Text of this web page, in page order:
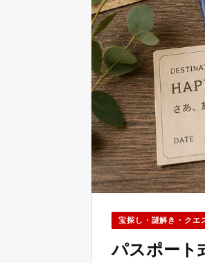
宝探し・謎解き・クエ
パスポート